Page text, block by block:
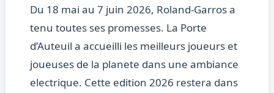
Du 18 mai au 7 juin 2026, Roland-Garros a
tenu toutes ses promesses. La Porte
d’Auteuil a accueilli les meilleurs joueurs et
joueuses de la planete dans une ambiance
electrique. Cette edition 2026 restera dans